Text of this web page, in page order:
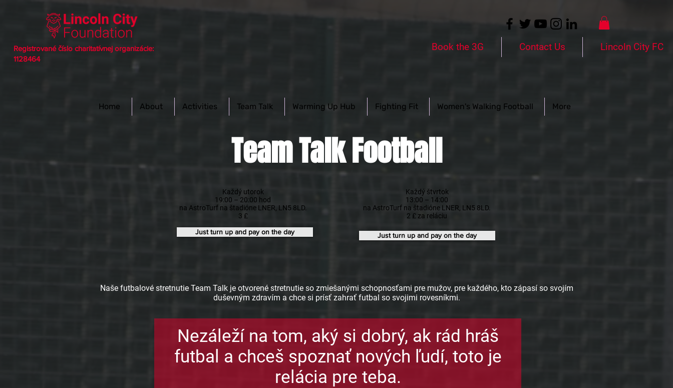
Registrované číslo charitatívnej organizácie:
1128464
Book the 3G Contact Us Lincoln City FC
Home About Activities Team Talk Warming Up Hub Fighting Fit Women's Walking Football More
Team Talk Football
Každý utorok
19:00 – 20:00 hod
na AstroTurf na štadióne LNER, LN5 8LD.
3 £
Just turn up and pay on the day
Každý štvrtok
13:00 – 14:00
na AstroTurf na štadióne LNER, LN5 8LD.
2 £ za reláciu
Just turn up and pay on the day
Naše futbalové stretnutie Team Talk je otvorené stretnutie so zmiešanými schopnosťami pre mužov, pre každého, kto zápasí so svojím
duševným zdravím a chce si prísť zahrať futbal so svojimi rovesníkmi.
Nezáleží na tom, aký si dobrý, ak rád hráš
futbal a chceš spoznať nových ľudí, toto je
relácia pre teba.